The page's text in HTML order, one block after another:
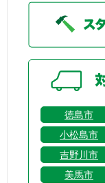
徳島市
小松島市
吉野川市
美馬市